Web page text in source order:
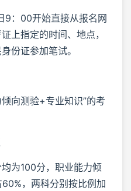
00开始直接从报名网
上指定的时间、地点，
份证参加笔试。
向测验+专业知识”的考
为100分，职业能力倾
，两科分别按比例加